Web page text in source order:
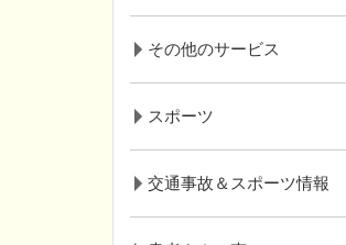
その他のサービス
スポーツ
交通事故＆スポーツ情報